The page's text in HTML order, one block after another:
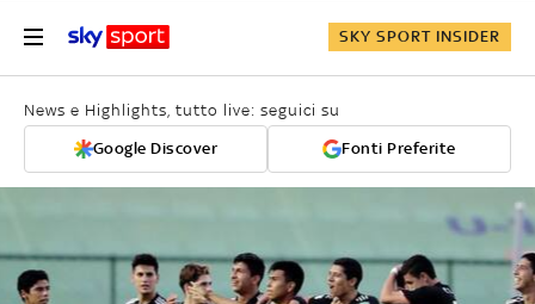
SKY SPORT INSIDER
News e Highlights, tutto live: seguici su
Google Discover Fonti Preferite